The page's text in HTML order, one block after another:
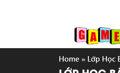
Home » Lớp Học